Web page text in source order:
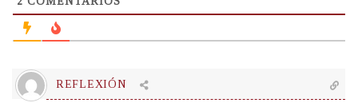
REFLEXIÓN